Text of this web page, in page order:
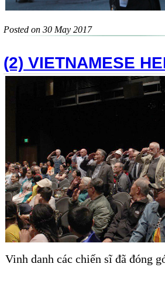
Posted on 30 May 2017
(2) VIETNAMESE
Vinh danh các chiến sĩ đã đóng